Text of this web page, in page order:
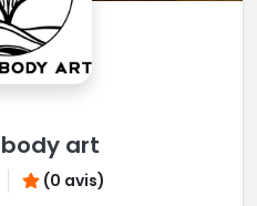
art
(0 avis)